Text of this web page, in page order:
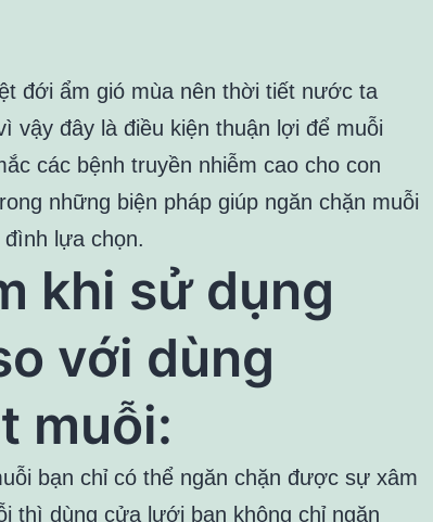
đới ẩm gió mùa nên thời tiết nước ta
vậy đây là điều kiện thuận lợi để muỗi
các bệnh truyền nhiễm cao cho con
những biện pháp giúp ngăn chặn muỗi
lựa chọn.
khi sử dụng
với dùng
muỗi:
bạn chỉ có thể ngăn chặn được sự xâm
thì dùng cửa lưới bạn không chỉ ngăn